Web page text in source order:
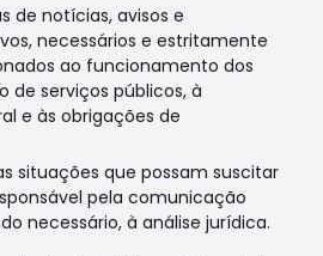
de notícias, avisos e
necessários e estritamente
ao funcionamento dos
de serviços públicos, à
e às obrigações de
situações que possam suscitar
pela comunicação
necessário, à análise jurídica.